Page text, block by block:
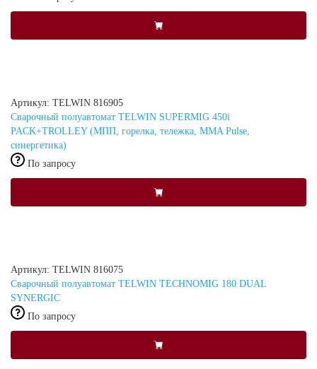
Артикул: TELWIN 816905
Сварочный полуавтомат TELWIN SUPERMIG 450i
PACK+TROLLEY (МПП, горелка, тележка, MMA Pulse,
синергетика)
По запросу
Артикул: TELWIN 816075
Сварочный полуавтомат TELWIN TECHNOMIG 180 DUAL
SYNERGIC
По запросу